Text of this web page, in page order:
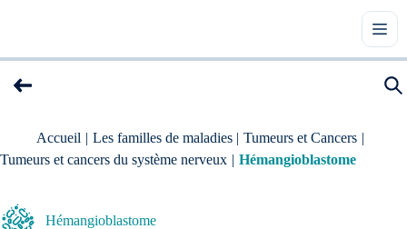
Accueil | Les familles de maladies | Tumeurs et Cancers |
Tumeurs et cancers du système nerveux | Hémangioblastome
Hémangioblastome